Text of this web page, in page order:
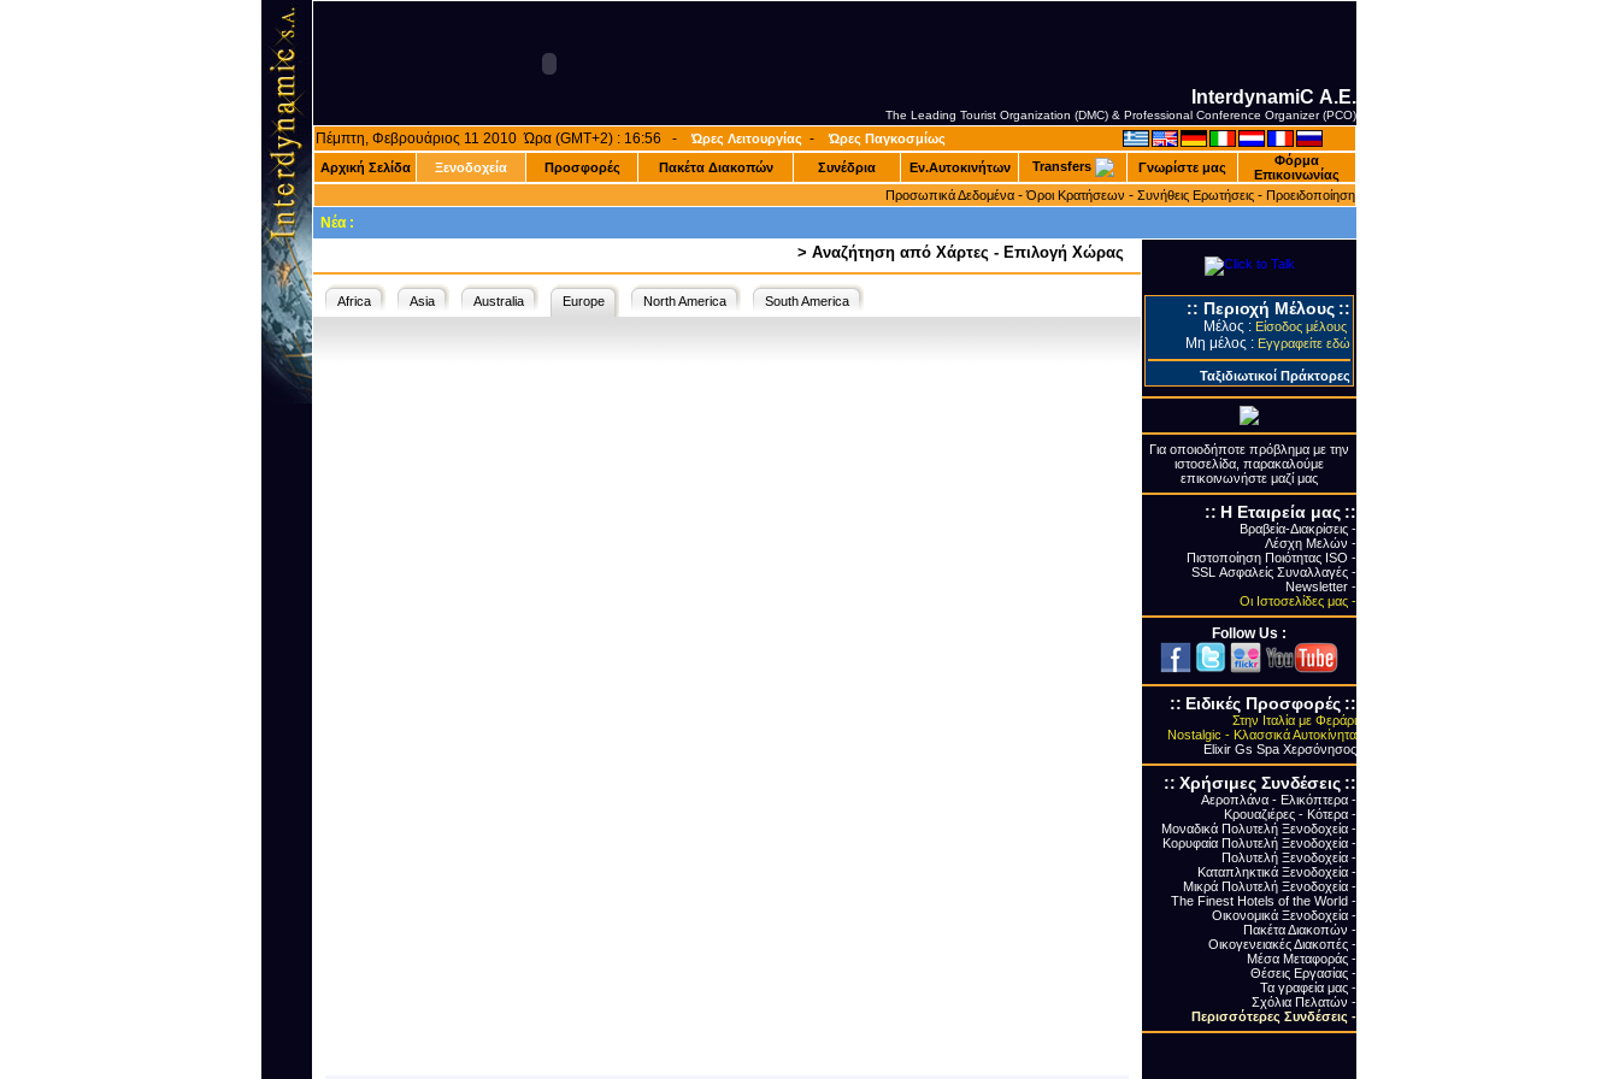
InterdynamiC Α.Ε.
The Leading Tourist Organization (DMC) & Professional Conference Organizer (PCO)
Πέμπτη, Φεβρουάριος 11 2010 Ώρα (GMT+2) : 16:56 -Ώρες Λειτουργίας -Ώρες Παγκοσμίως
Αρχική Σελίδα
Ξενοδοχεία Προσφορές Πακέτα Διακοπών Συνέδρια Εν.Αυτοκινήτων Transfers Γνωρίστε μας
Φόρμα
Επικοινωνίας
Προσωπικά Δεδομένα -Όροι Κρατήσεων - Συνήθεις Ερωτήσεις - Προειδοποίηση
Νέα :
> Αναζήτηση από Χάρτες - Επιλογή Χώρας
Africa Asia Australia Europe North America South America :: Περιοχή Μέλους ::
Μέλος : Είσοδος μέλους
Μη μέλος : Εγγραφείτε εδώ
Ταξιδιωτικοί Πράκτορες
Για οποιοδήποτε πρόβλημα με την
ιστοσελίδα, παρακαλούμε
επικοινωνήστε μαζί μας
:: Η Εταιρεία μας ::
Βραβεία-Διακρίσεις -
Λέσχη Μελών -
Πιστοποίηση Ποιότητας ΙSO -
SSL Ασφαλείς Συναλλαγές -
Newsletter -
Οι Ιστοσελίδες μας -
Follow Us :
:: Ειδικές Προσφορές ::
Στην Ιταλία με Φεράρι
Nostalgic - Κλασσικά Αυτοκίνητα
Elixir Gs Spa Χερσόνησος
:: Xρήσιμες Συνδέσεις ::
Αεροπλάνα - Ελικόπτερα -
Κρουαζιέρες - Κότερα -
Μοναδικά Πολυτελή Ξενοδοχεία -
Κορυφαία Πολυτελή Ξενοδοχεία -
Πολυτελή Ξενοδοχεία -
Καταπληκτικά Ξενοδοχεία -
Μικρά Πολυτελή Ξενοδοχεία -
The Finest Hotels of the World -
Οικονομικά Ξενοδοχεία -
Πακέτα Διακοπών -
Οικογενειακές Διακοπές -
Μέσα Μεταφοράς -
Θέσεις Εργασίας -
Τα γραφεία μας -
Σχόλια Πελατών -
Περισσότερες Συνδέσεις -